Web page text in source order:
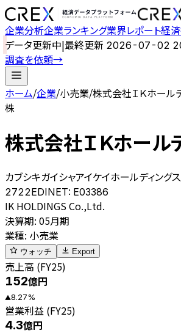
企業分析企業ランキング業界レポート経
データ更新中|最終更新 2026-07-02
調査を依頼→
ホーム/企業/小売業/株式会社ＩＫホール
株
株式会社ＩＫホール
カブシキガイシャアイケイホールディングス
2722EDINET: E03386
IK HOLDINGS Co.,Ltd.
決算期: 05月期
業種: 小売業
ウォッチ Export
売上高 (FY25)
152億円
▲8.27%
営業利益 (FY25)
4.3億円